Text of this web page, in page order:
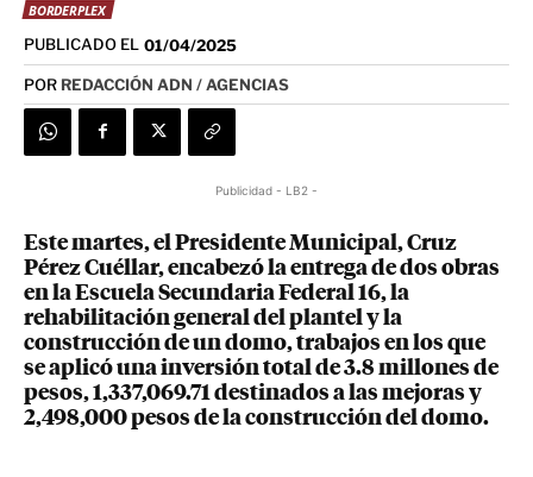
BORDERPLEX
PUBLICADO EL 01/04/2025
POR REDACCIÓN ADN / AGENCIAS
Publicidad - LB2 -
Este martes, el Presidente Municipal, Cruz
Pérez Cuéllar, encabezó la entrega de dos obras
en la Escuela Secundaria Federal 16, la
rehabilitación general del plantel y la
construcción de un domo, trabajos en los que
se aplicó una inversión total de 3.8 millones de
pesos, 1,337,069.71 destinados a las mejoras y
2,498,000 pesos de la construcción del domo.